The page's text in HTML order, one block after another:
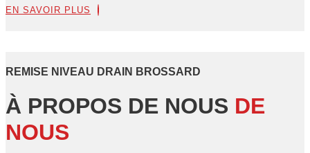
EN SAVOIR PLUS
REMISE NIVEAU DRAIN BROSSARD
À PROPOS DE NOUS DE
NOUS